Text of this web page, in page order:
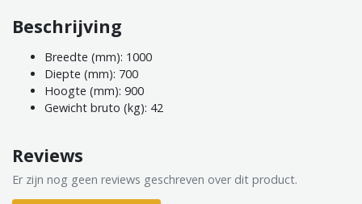
Beschrijving
Breedte (mm): 1000
Diepte (mm): 700
Hoogte (mm): 900
Gewicht bruto (kg): 42
Reviews
Er zijn nog geen reviews geschreven over dit product.